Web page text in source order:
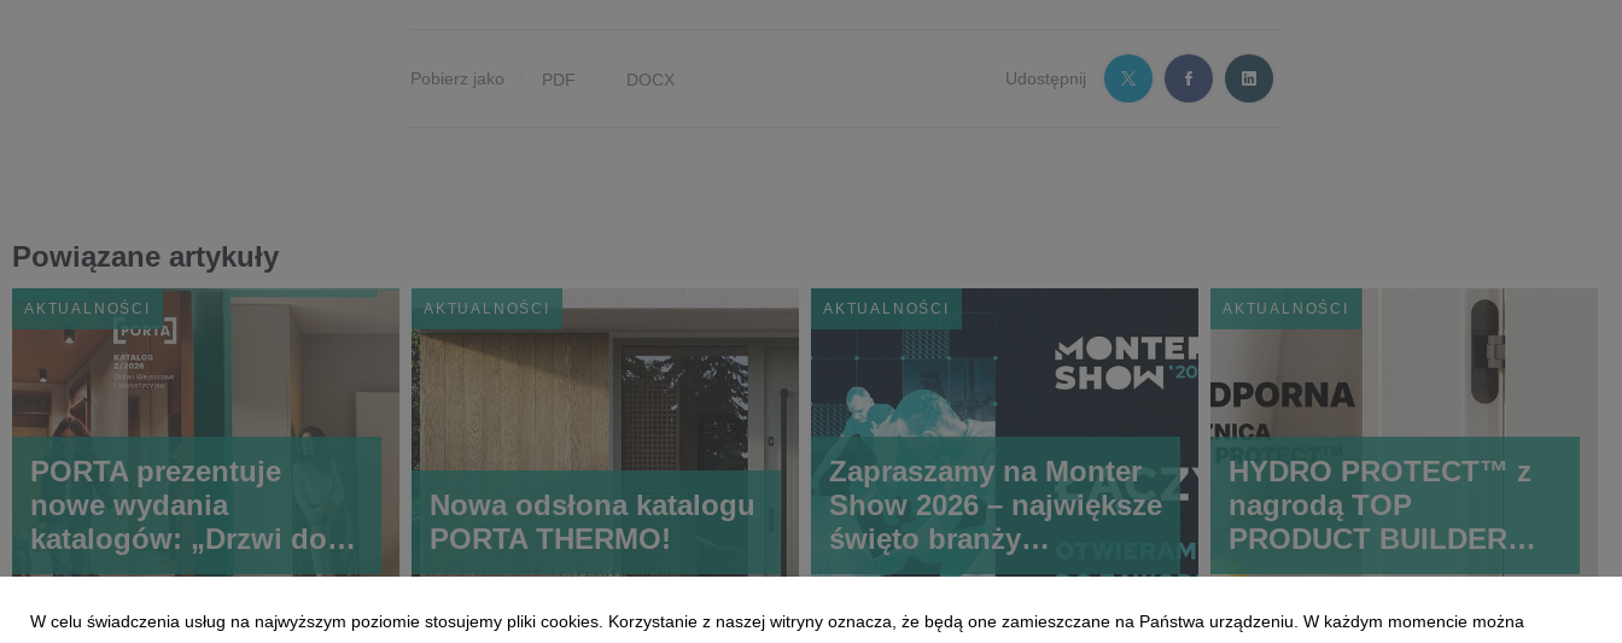
Pobierz jako PDF DOCX Udostępnij
Powiązane artykuły
AKTUALNOŚCI
PORTA prezentuje
nowe wydania
katalogów: „Drzwi do
Domu i Mieszkania”
oraz „Drzwi Wejściowe i
AKTUALNOŚCI
Nowa odsłona katalogu
PORTA THERMO!
AKTUALNOŚCI
Zapraszamy na Monter
Show 2026 – największe
święto branży
montażowej!
AKTUALNOŚCI
HYDRO PROTECT™ z
nagrodą TOP
PRODUCT BUILDER
2026. Przełomowa
technologia PORTA
W celu świadczenia usług na najwyższym poziomie stosujemy pliki cookies. Korzystanie z naszej witryny oznacza, że będą one zamieszczane na Państwa urządzeniu. W każdym momencie można